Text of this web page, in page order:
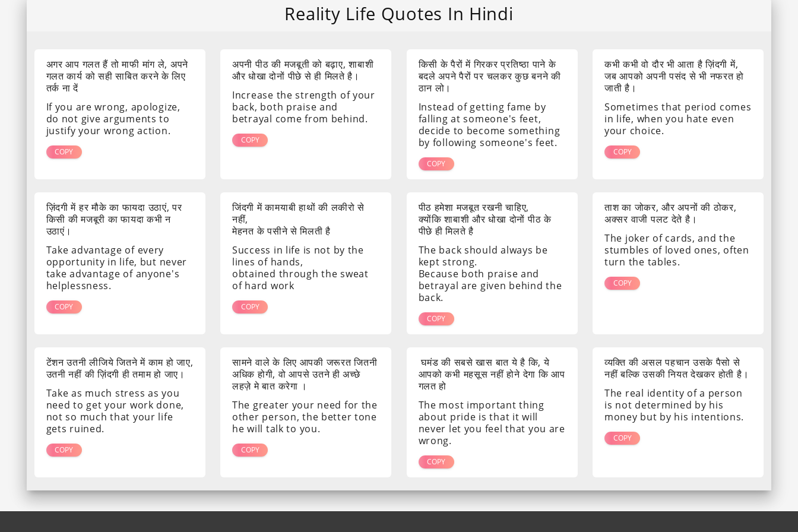
Reality Life Quotes In Hindi
अगर आप गलत हैं तो माफी मांग ले, अपने
गलत कार्य को सही साबित करने के लिए
तर्क ना दें
If you are wrong, apologize,
do not give arguments to
justify your wrong action.
COPY
अपनी पीठ की मजबूती को बढ़ाए, शाबाशी
और धोखा दोनों पीछे से ही मिलते है।
Increase the strength of your
back, both praise and
betrayal come from behind.
COPY
किसी के पैरों में गिरकर प्रतिष्ठा पाने के
बदले अपने पैरों पर चलकर कुछ बनने की
ठान लो।
Instead of getting fame by
falling at someone's feet,
decide to become something
by following someone's feet.
COPY
कभी कभी वो दौर भी आता है ज़िंदगी में,
जब आपको अपनी पसंद से भी नफरत हो
जाती है।
Sometimes that period comes
in life, when you hate even
your choice.
COPY
ज़िंदगी में हर मौके का फायदा उठाएं, पर
किसी की मजबूरी का फायदा कभी न
उठाएं।
Take advantage of every
opportunity in life, but never
take advantage of anyone's
helplessness.
COPY
जिंदगी में कामयाबी हाथों की लकीरो से
नहीं,
मेहनत के पसीने से मिलती है
Success in life is not by the
lines of hands,
obtained through the sweat
of hard work
COPY
पीठ हमेशा मजबूत रखनी चाहिए,
क्योंकि शाबाशी और धोखा दोनों पीठ के
पीछे ही मिलते है
The back should always be
kept strong.
Because both praise and
betrayal are given behind the
back.
COPY
ताश का जोकर, और अपनों की ठोकर,
अक्सर वाजी पलट देते है।
The joker of cards, and the
stumbles of loved ones, often
turn the tables.
COPY
टेंशन उतनी लीजिये जितने में काम हो जाए,
उतनी नहीं की ज़िंदगी ही तमाम हो जाए।
Take as much stress as you
need to get your work done,
not so much that your life
gets ruined.
COPY
सामने वाले के लिए आपकी जरूरत जितनी
अधिक होगी, वो आपसे उतने ही अच्छे
लहज़े मे बात करेगा ।
The greater your need for the
other person, the better tone
he will talk to you.
COPY
घमंड की सबसे खास बात ये है कि, ये
आपको कभी महसूस नहीं होने देगा कि आप
गलत हो
The most important thing
about pride is that it will
never let you feel that you are
wrong.
COPY
व्यक्ति की असल पहचान उसके पैसो से
नहीं बल्कि उसकी नियत देखकर होती है।
The real identity of a person
is not determined by his
money but by his intentions.
COPY